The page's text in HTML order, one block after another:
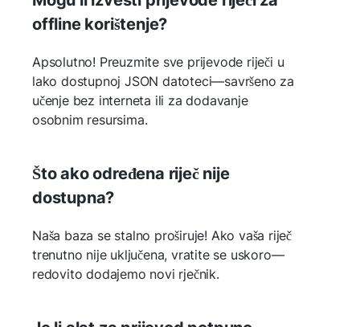
offline korištenje?
Apsolutno! Preuzmite sve prijevode riječi u
lako dostupnoj JSON datoteci—savršeno za
učenje bez interneta ili za dodavanje
osobnim resursima.
Što ako određena riječ nije
dostupna?
Naša baza se stalno proširuje! Ako vaša riječ
trenutno nije uključena, vratite se uskoro—
redovito dodajemo novi rječnik.